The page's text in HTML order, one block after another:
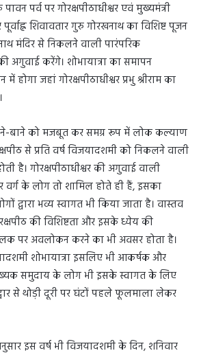
पर्व पर गोरक्षपीठाधीश्वर एवं मुख्यमंत्री
शिवावतार गुरु गोरखनाथ का विशिष्ट पूजन
मंदिर से निकलने वाली पारंपरिक
अगुवाई करेंगे। शोभायात्रा का समापन
होगा जहां गोरक्षपीठाधीश्वर प्रभु श्रीराम का
बाने को मजबूत कर समग्र रूप में लोक कल्याण
से प्रति वर्ष विजयादशमी को निकलने वाली
है। गोरक्षपीठाधीश्वर की अगुवाई वाली
वर्ग के लोग तो शामिल होते ही हैं, इसका
भव्य स्वागत भी किया जाता है। वास्तव
की विशिष्टता और इसके ध्येय की
पर अवलोकन करने का भी अवसर होता है।
शोभायात्रा इसलिए भी आकर्षक और
समुदाय के लोग भी इसके स्वागत के लिए
से थोड़ी दूरी पर घंटों पहले फूलमाला लेकर
इस वर्ष भी विजयादशमी के दिन, शनिवार